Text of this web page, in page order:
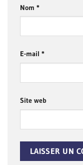
Nom *
E-mail *
Site web